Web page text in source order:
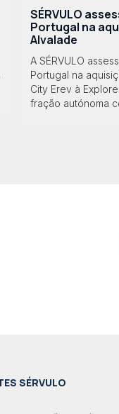
SÉRVULO
Portugal na
Alvalade
A SÉRVULO
Portugal na
City Erev à
fração autónoma
SÉRVULO